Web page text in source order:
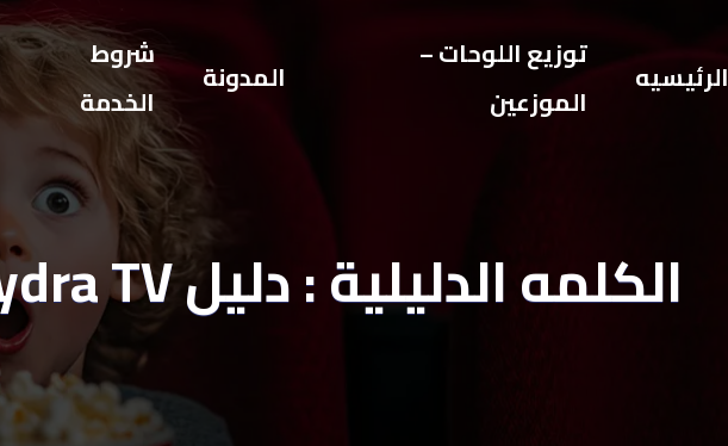
الرئيسيه
توزيع اللوحات –
الموزعين
المدونة
شروط
الخدمة
الكلمه الدليلية : دليل Hydra TV